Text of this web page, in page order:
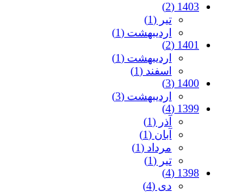
1403 (2)
تیر (1)
اردیبهشت (1)
1401 (2)
اردیبهشت (1)
اسفند (1)
1400 (3)
اردیبهشت (3)
1399 (4)
آذر (1)
آبان (1)
مرداد (1)
تیر (1)
1398 (4)
دی (4)